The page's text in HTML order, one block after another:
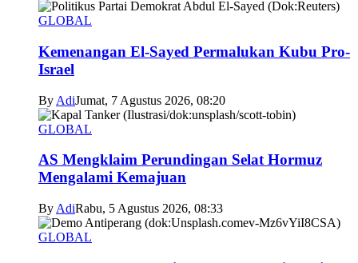
GLOBAL
Kemenangan El-Sayed Permalukan Kubu Pro-
Israel
By AdiJumat, 7 Agustus 2026, 08:20
GLOBAL
AS Mengklaim Perundingan Selat Hormuz
Mengalami Kemajuan
By AdiRabu, 5 Agustus 2026, 08:33
GLOBAL